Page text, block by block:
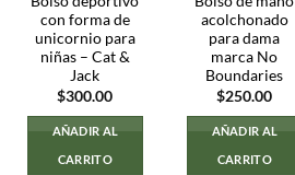
con forma de
unicornio para
niñas – Cat &
Jack
$300.00
AÑADIR AL
CARRITO
acolchonado
para dama
marca No
Boundaries
$250.00
AÑADIR AL
CARRITO